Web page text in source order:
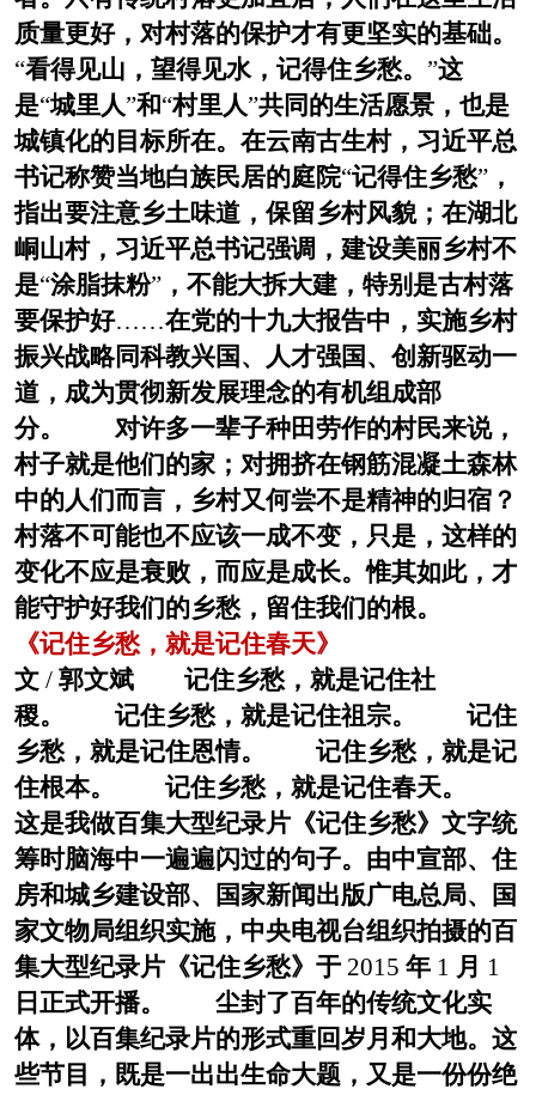
质量更好，对村落的保护才有更坚实的基础。
“看得见山，望得见水，记得住乡愁。 ”这
是“城里人”和“村里人”共同的生活愿景，也是
城镇化的目标所在。在云南古生村，习近平总
书记称赞当地白族民居的庭院“记得住乡愁” ，
指出要注意乡土味道，保留乡村风貌；在湖北
峒山村，习近平总书记强调，建设美丽乡村不
是“涂脂抹粉” ，不能大拆大建，特别是古村落
要保护好……在党的十九大报告中，实施乡村
振兴战略同科教兴国、人才强国、创新驱动一
道，成为贯彻新发展理念的有机组成部
分。 对许多一辈子种田劳作的村民来说，
村子就是他们的家；对拥挤在钢筋混凝土森林
中的人们而言，乡村又何尝不是精神的归宿？
村落不可能也不应该一成不变，只是，这样的
变化不应是衰败，而应是成长。惟其如此，才
能守护好我们的乡愁，留住我们的根。
《记住乡愁，就是记住春天》
文 / 郭文斌 记住乡愁，就是记住社
稷。 记住乡愁，就是记住祖宗。 记住
乡愁，就是记住恩情。 记住乡愁，就是记
住根本。 记住乡愁，就是记住春天。
这是我做百集大型纪录片《记住乡愁》文字统
筹时脑海中一遍遍闪过的句子。由中宣部、住
房和城乡建设部、国家新闻出版广电总局、国
家文物局组织实施，中央电视台组织拍摄的百
集大型纪录片《记住乡愁》于 2015 年 1 月 1
日正式开播。 尘封了百年的传统文化实
体，以百集纪录片的形式重回岁月和大地。这
些节目，既是一出出生命大题，又是一份份绝